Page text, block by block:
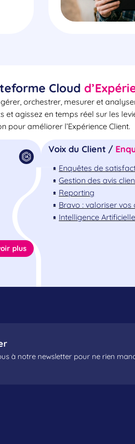
Cloud
orchestrer, mesurer et
et agissez en temps réel sur les
pour améliorer l’Expérience Client.
plus
Voix du Client /
Enquêtes de
Gestion des avis
Reporting
Bravo : valoriser
Intelligence Artificielle
à notre newsletter pour ne rien